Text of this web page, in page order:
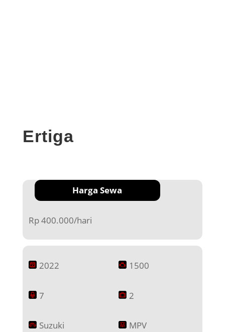
Ertiga
Harga Sewa
Rp 400.000/hari
2022 1500
7 2
Suzuki MPV